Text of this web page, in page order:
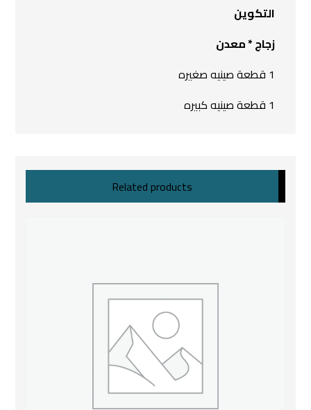
التكوين
زجاج * معدن
1 قطعة صينيه صغيره
1 قطعة صينيه كبيره
Related products